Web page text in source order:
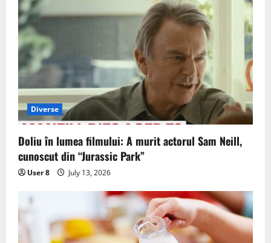
Diverse
Doliu în lumea filmului: A murit actorul Sam Neill,
cunoscut din “Jurassic Park”
User 8 July 13, 2026